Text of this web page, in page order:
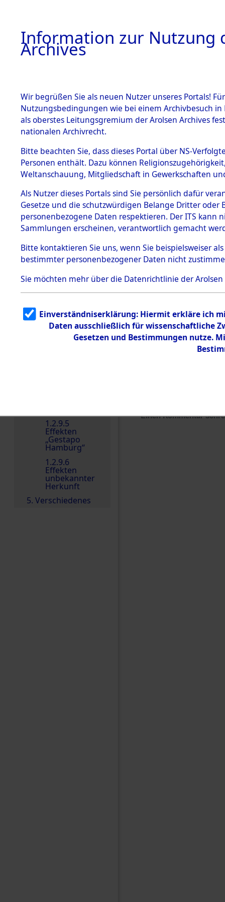
BESTÄNDE
1.
Inhaftierungsdoku
mente
1.2.9 Beim ITS
Effekten
1.2.9.1
Effekten aus
dem KZ
Dachau
1.2.9.2
Effekten aus
dem KZ
Bayerisches
1.2.9.3
Effekten aus
dem KZ
Neuengamm
1.2.9.5
Effekten
„Gestapo
Hamburg“
1.2.9.6
Effekten
unbekannter
Herkunft
5. Verschiedenes
0005
Einen Kommentar
Information zur Nutzung
Archives
Wir begrüßen Sie als neuen Nutzer unseres Portals!
Nutzungsbedingungen wie bei einem Archivbesuch
als oberstes Leitungsgremium der Arolsen Archives
nationalen Archivrecht.
Bitte beachten Sie, dass dieses Portal über NS-
Personen enthält. Dazu können
Weltanschauung, Mitgliedschaft in Gewerkschaften
Als Nutzer dieses Portals sind Sie persönlich dafür
Gesetze und die schutzwürdigen Belange Dritter
personenbezogene Daten respektieren. Der ITS
Sammlungen erscheinen, verantwortlich gemacht
Bitte kontaktieren Sie uns, wenn Sie beispielsweiser
bestimmter personenbezogener Daten nicht
Sie möchten mehr über die Datenrichtlinie der Arolsen
Einverständniserklärung: Hiermit erkläre ich
Daten ausschließlich für wissenschaftliche
Gesetzen und Bestimmungen nutze.